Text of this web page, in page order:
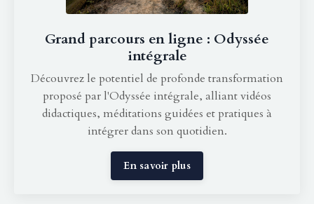
Grand parcours en ligne : Odyssée
intégrale
Découvrez le potentiel de profonde transformation
proposé par l'Odyssée intégrale, alliant vidéos
didactiques, méditations guidées et pratiques à
intégrer dans son quotidien.
En savoir plus